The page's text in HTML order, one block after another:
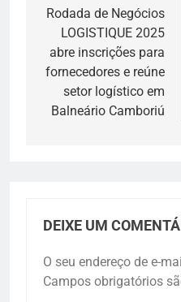
de
Post
Rodada de Negócios
LOGISTIQUE 2025
abre inscrições para
fornecedores e reúne
setor logístico em
Balneário Camboriú
DEIXE UM
O seu endereço de e-
Campos obrigatórios